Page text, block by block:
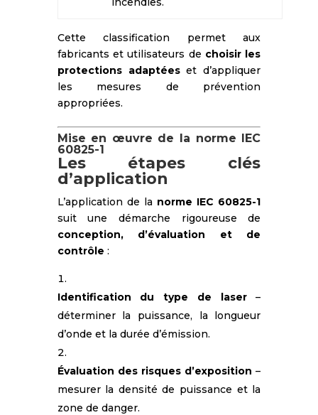
Cette classification permet aux
fabricants et utilisateurs de choisir les
protections adaptéeset d’appliquer
les mesures de prévention
appropriées.
Mise en œuvre de la norme IEC
60825-1
Les étapes clés
d’application
L’application de la norme IEC 60825-1
suit une démarche rigoureuse de
conception, d’évaluation et de
contrôle :
Identification du type de laser–
déterminer la puissance, la longueur
d’onde et la durée d’émission.
Évaluation des risques d’exposition –
mesurer la densité de puissance et la
zone de danger.